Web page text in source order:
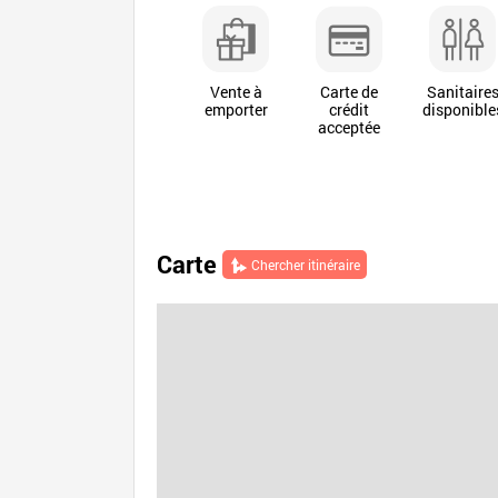
Vente à
emporter
Carte de
crédit
acceptée
Sanitaires
Carte Chercher itinéraire